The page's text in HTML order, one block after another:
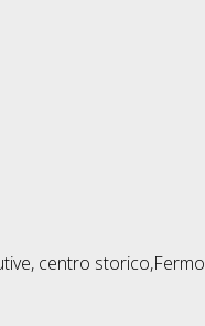
centro storico,Fermo